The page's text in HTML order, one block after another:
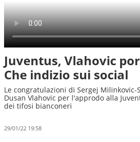
Juventus, Vlahovic
Che indizio sui social
Le congratulazioni di Sergej Milinkovic-
Dusan Vlahovic per l'approdo alla
dei tifosi bianconeri
29/01/22 19:58